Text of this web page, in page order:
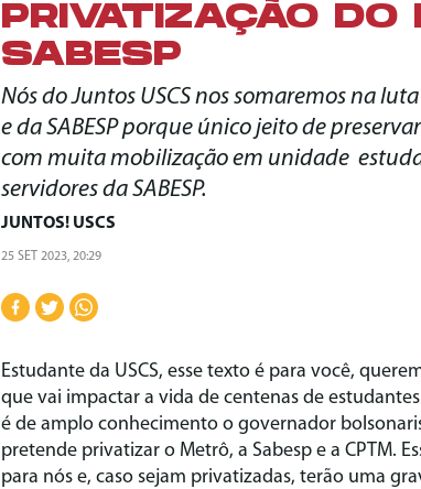
PRIVATIZAÇÃO DO
SABESP
Nós do Juntos USCS nos somaremos na
e da SABESP porque único jeito de
com muita mobilização em unidade
servidores da SABESP.
JUNTOS! USCS
25 SET 2023, 20:29
Estudante da USCS, esse texto é para você,
que vai impactar a vida de centenas de
é de amplo conhecimento o governador
pretende privatizar o Metrô, a Sabesp e a CPTM.
para nós e, caso sejam privatizadas, terão uma